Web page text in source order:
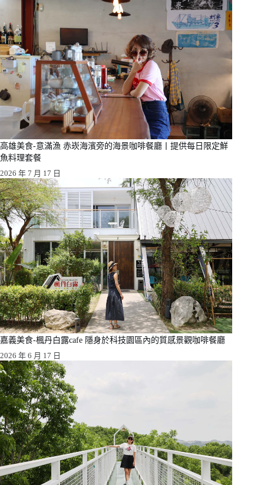
高雄美食-意滿漁 赤崁海濱旁的海景咖啡餐廳丨提供每日限定鮮
魚料理套餐
2026 年 7 月 17 日
嘉義美食-楓丹白露cafe 隱身於科技園區內的質感景觀咖啡餐廳
2026 年 6 月 17 日